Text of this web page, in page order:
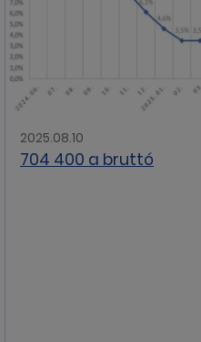
2025.08.10
704 400 a bruttó